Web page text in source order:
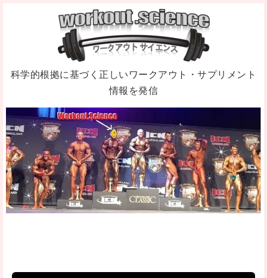
科学的根拠に基づく正しいワークアウト・サプリメント
情報を発信